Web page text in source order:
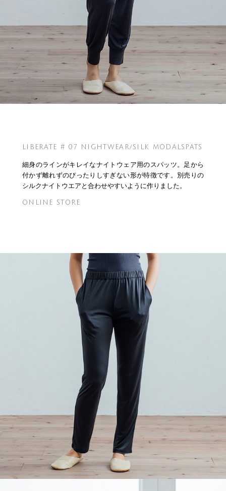
LIBERATE # 07 NIGHTWEAR/SILK MODALSPATS
細身のラインがキレイなナイトウェア用のスパッツ。足から
付かず離れずのぴったりしすぎない形が特徴です。別売りの
シルクナイトウエアと合わせやすいように作りました。
ONLINE STORE